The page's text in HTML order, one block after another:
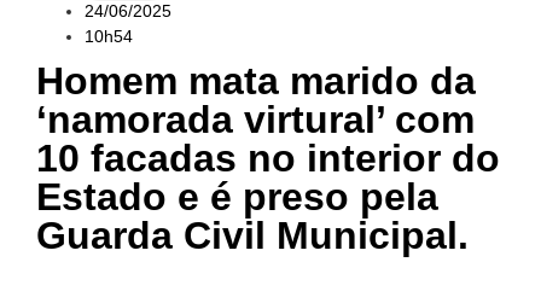
24/06/2025
10h54
Homem mata marido da
‘namorada virtural’ com
10 facadas no interior do
Estado e é preso pela
Guarda Civil Municipal.